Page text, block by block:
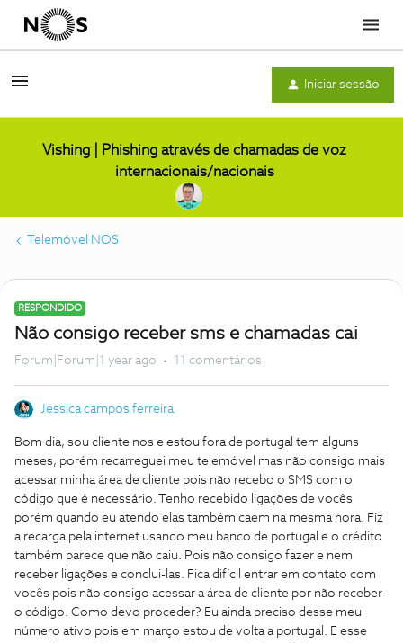
Menu
Iniciar sessão
Vishing | Phishing através de chamadas de voz
internacionais/nacionais
Telemóvel NOS
RESPONDIDO
Não consigo receber sms e chamadas cai
Forum|Forum|1 year ago 11 comentários
Jessica campos ferreira
Bom dia, sou cliente nos e estou fora de portugal tem alguns
meses, porém recarreguei meu telemóvel mas não consigo mais
acessar minha área de cliente pois não recebo o SMS com o
código que é necessário. Tenho recebido ligações de vocês
porém quando eu atendo elas também caem na mesma hora. Fiz
a recarga pela internet usando meu banco de portugal e o crédito
também parece que não caiu. Pois não consigo fazer e nem
receber ligações e conclui-las. Fica difícil entrar em contato com
vocês pois não consigo acessar a área de cliente por não receber
o código. Como devo proceder? Eu ainda preciso desse meu
número ativo pois em março estou de volta a portugal. E esse